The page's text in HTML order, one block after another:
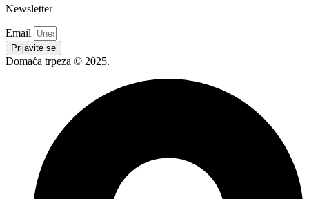
Newsletter
Email
Prijavite se
Domaća trpeza © 2025.